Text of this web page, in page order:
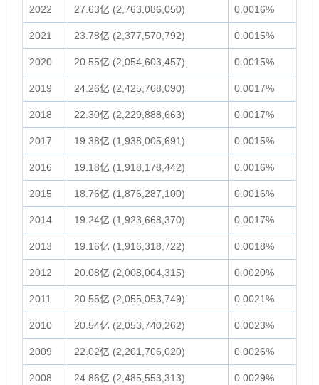
2022 27.63亿 (2,763,086,050) 0.0016%
2021 23.78亿 (2,377,570,792) 0.0015%
2020 20.55亿 (2,054,603,457) 0.0015%
2019 24.26亿 (2,425,768,090) 0.0017%
2018 22.30亿 (2,229,888,663) 0.0017%
2017 19.38亿 (1,938,005,691) 0.0015%
2016 19.18亿 (1,918,178,442) 0.0016%
2015 18.76亿 (1,876,287,100) 0.0016%
2014 19.24亿 (1,923,668,370) 0.0017%
2013 19.16亿 (1,916,318,722) 0.0018%
2012 20.08亿 (2,008,004,315) 0.0020%
2011 20.55亿 (2,055,053,749) 0.0021%
2010 20.54亿 (2,053,740,262) 0.0023%
2009 22.02亿 (2,201,706,020) 0.0026%
2008 24.86亿 (2,485,553,313) 0.0029%